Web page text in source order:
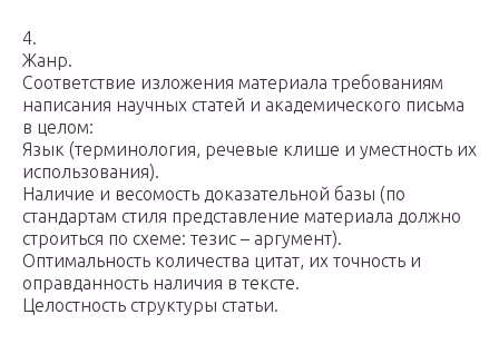
4.
Жанр.
Соответствие изложения материала требованиям
написания научных статей и академического письма
в целом:
Язык (терминология, речевые клише и уместность их
использования).
Наличие и весомость доказательной базы (по
стандартам стиля представление материала должно
строиться по схеме: тезис – аргумент).
Оптимальность количества цитат, их точность и
оправданность наличия в тексте.
Целостность структуры статьи.